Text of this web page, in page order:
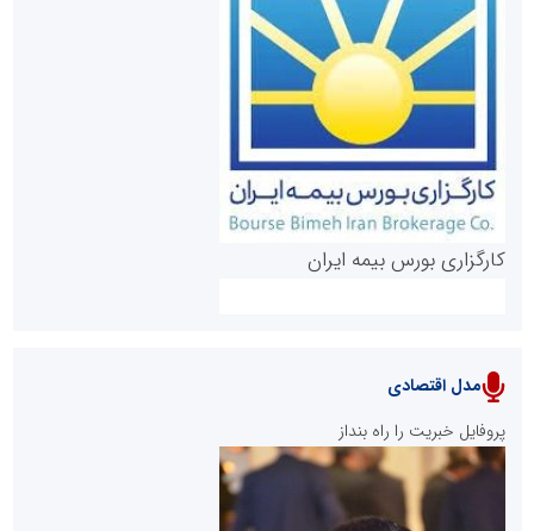
روابط عمومی خبرگزاری گزارش خبر
پایگاه خبری نهضت ملی مسکن
کارگزاری بورس بیمه ایران
مدل اقتصادی
پروفایل خبریت را راه بنداز